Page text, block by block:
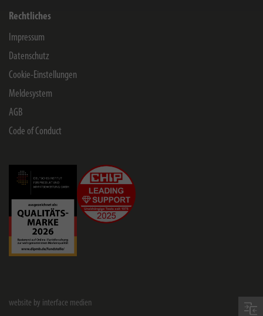
Rechtliches
Impressum
Datenschutz
Cookie-Einstellungen
Meldesystem
AGB
Code of Conduct
website by interface medien